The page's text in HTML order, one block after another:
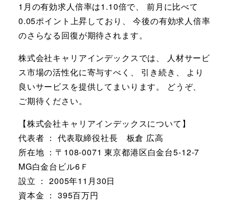
1月の有効求人倍率は1.10倍で、 前月に比べて
0.05ポイント上昇しており、 今後の有効求人倍率
のさらなる回復が期待されます。
株式会社キャリアインデックスでは、 人材サービ
ス市場の活性化に寄与すべく、 引き続き、 より
良いサービスを提供してまいります。 どうぞ、
ご期待ください。
【株式会社キャリアインデックスについて】
代表者 ： 代表取締役社長 板倉 広高
所在地 ：〒108-0071 東京都港区白金台5-12-7
MG白金台ビル6Ｆ
設立 ： 2005年11月30日
資本金 ： 395百万円